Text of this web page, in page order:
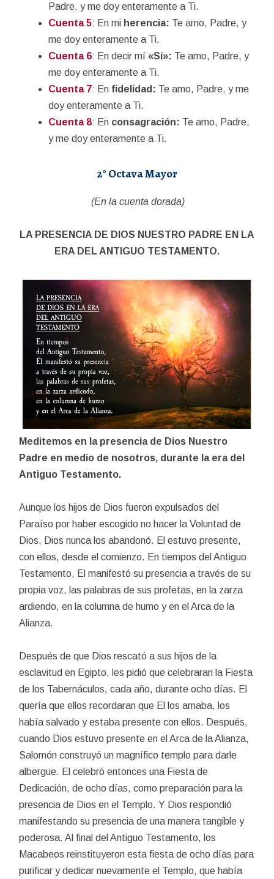
Padre, y me doy enteramente a Ti.
Cuenta 5: En mi herencia: Te amo, Padre, y
me doy enteramente a Ti.
Cuenta 6: En decir mí «Sí»: Te amo, Padre, y
me doy enteramente a Ti.
Cuenta 7: En fidelidad: Te amo, Padre, y me
doy enteramente a Ti.
Cuenta 8: En consagración: Te amo, Padre,
y me doy enteramente a Ti.
2° Octava Mayor
(En la cuenta dorada)
LA PRESENCIA DE DIOS NUESTRO PADRE EN LA
ERA DEL ANTIGUO TESTAMENTO.
Meditemos en la presencia de Dios Nuestro
Padre en medio de nosotros, durante la era del
Antiguo Testamento.
Aunque los hijos de Dios fueron expulsados del
Paraíso por haber escogido no hacer la Voluntad de
Dios, Dios nunca los abandonó. El estuvo presente,
con ellos, desde el comienzo. En tiempos del Antiguo
Testamento, El manifestó su presencia a través de su
propia voz, las palabras de sus profetas, en la zarza
ardiendo, en la columna de humo y en el Arca de la
Alianza.
Después de que Dios rescató a sus hijos de la
esclavitud en Egipto, les pidió que celebraran la Fiesta
de los Tabernáculos, cada año, durante ocho días. El
quería que ellos recordaran que El los amaba, los
había salvado y estaba presente con ellos. Después,
cuando Dios estuvo presente en el Arca de la Alianza,
Salomón construyó un magnífico templo para darle
albergue. El celebró entonces una Fiesta de
Dedicación, de ocho días, como preparación para la
presencia de Dios en el Templo. Y Dios respondió
manifestando su presencia de una manera tangible y
poderosa. Al final del Antiguo Testamento, los
Macabeos reinstituyeron esta fiesta de ocho días para
purificar y dedicar nuevamente el Templo, que había